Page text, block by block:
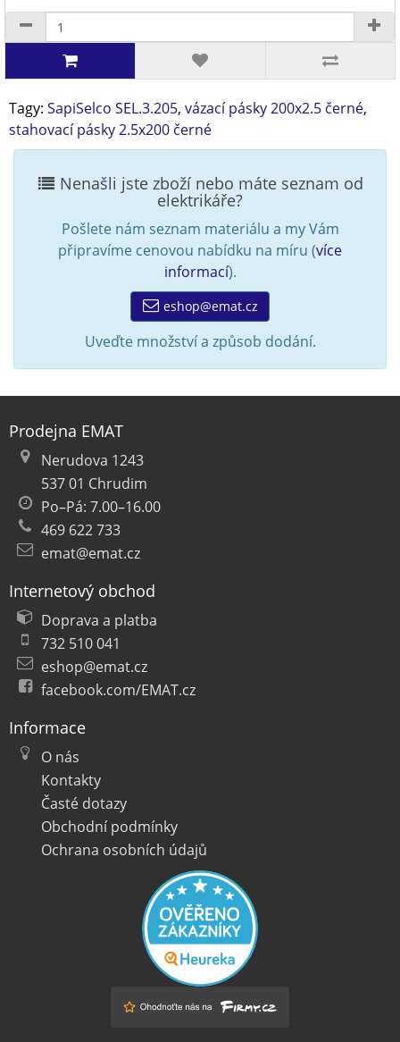
Tagy: SapiSelco SEL.3.205, vázací pásky 200x2.5 černé,
stahovací pásky 2.5x200 černé
Nenašli jste zboží nebo máte seznam od
elektrikáře?
Pošlete nám seznam materiálu a my Vám
připravíme cenovou nabídku na míru (více
informací).
eshop@emat.cz
Uveďte množství a způsob dodání.
Prodejna EMAT
Nerudova 1243
537 01 Chrudim
Po–Pá: 7.00–16.00
469 622 733
emat@emat.cz
Internetový obchod
Doprava a platba
732 510 041
eshop@emat.cz
facebook.com/EMAT.cz
Informace
O nás
Kontakty
Časté dotazy
Obchodní podmínky
Ochrana osobních údajů